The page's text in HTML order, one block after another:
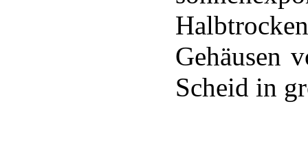
Gehäusen
Scheid in